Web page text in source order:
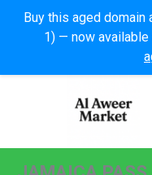
Buy this aged domain
1) — now